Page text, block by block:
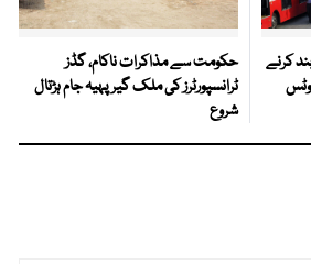
سے بند کرنے
حکومت سے مذاکرات ناکام، گڈز
ٹرانسپورٹرز کی ملک گیر پہیہ جام ہڑتال
شروع